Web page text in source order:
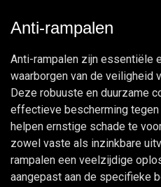
Anti-rampalen
Anti-rampalen zijn essentiële
waarborgen van de veiligheid
Deze robuuste en duurzame
effectieve bescherming
helpen ernstige schade te
zowel vaste als inzinkbare
rampalen een veelzijdige
aangepast aan de specifieke